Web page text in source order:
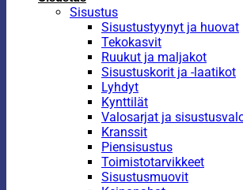
Sisustus
Sisustustyynyt ja huovat
Tekokasvit
Ruukut ja maljakot
Sisustuskorit ja -laatikot
Lyhdyt
Kynttilät
Valosarjat ja
Kranssit
Piensisustus
Toimistotarvikkeet
Sisustusmuovit